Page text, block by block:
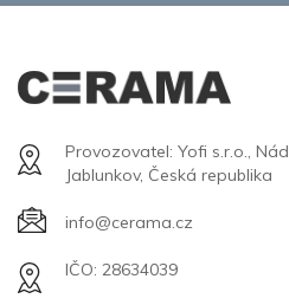
Provozovatel: Yofi s.r.o.,
Jablunkov, Česká republika
info@cerama.cz
IČO: 28634039